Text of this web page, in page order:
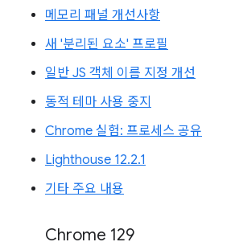
메모리 패널 개선사항
새 '분리된 요소' 프로필
일반 JS 객체 이름 지정 개선
동적 테마 사용 중지
Chrome 실험: 프로세스 공유
Lighthouse 12.2.1
기타 주요 내용
Chrome 129